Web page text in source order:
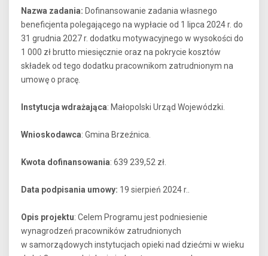
Nazwa zadania: Dofinansowanie zadania własnego
beneficjenta polegającego na wypłacie od 1 lipca 2024 r. do
31 grudnia 2027 r. dodatku motywacyjnego w wysokości do
1 000 zł brutto miesięcznie oraz na pokrycie kosztów
składek od tego dodatku pracownikom zatrudnionym na
umowę o pracę.
Instytucja wdrażająca: Małopolski Urząd Wojewódzki.
Wnioskodawca: Gmina Brzeźnica.
Kwota dofinansowania: 639 239,52 zł.
Data podpisania umowy: 19 sierpień 2024 r..
Opis projektu: Celem Programu jest podniesienie
wynagrodzeń pracowników zatrudnionych
w samorządowych instytucjach opieki nad dziećmi w wieku